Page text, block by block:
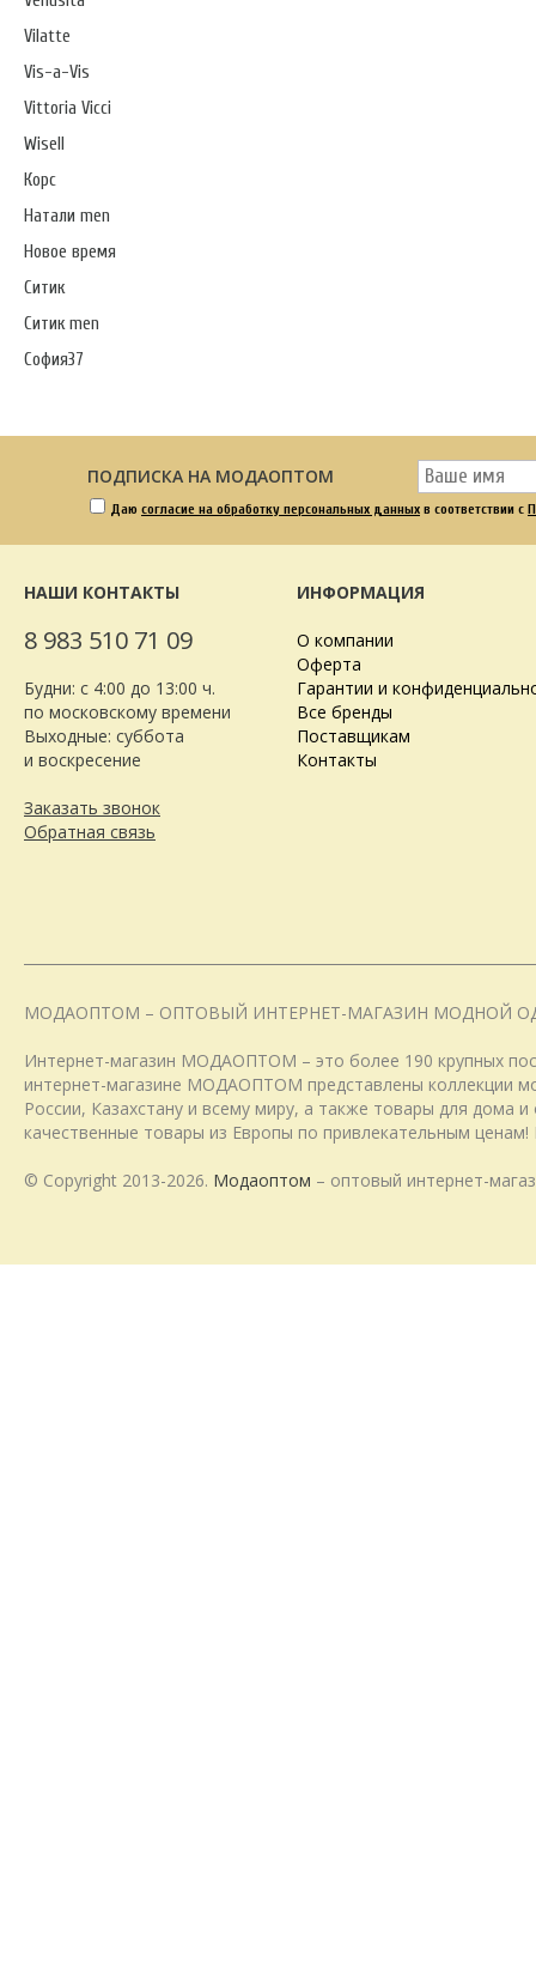
Vilatte
Vis-a-Vis
Vittoria Vicci
Wisell
Корс
Натали men
Новое время
Ситик
Ситик men
София37
ПОДПИСКА НА МОДАОПТОМ
Даю согласие на обработку персональных данных в соответствии с
НАШИ КОНТАКТЫ
8 983 510 71 09
Будни: с 4:00 до 13:00 ч.
по московскому времени
Выходные: суббота
и воскресение
Заказать звонок
Обратная связь
ИНФОРМАЦИЯ
О компании
Оферта
Гарантии и
Все бренды
Поставщикам
Контакты
МОДАОПТОМ – ОПТОВЫЙ ИНТЕРНЕТ-МАГАЗИН МОДНОЙ
Интернет-магазин МОДАОПТОМ – это более 190 крупных
интернет-магазине МОДАОПТОМ представлены коллекции
России, Казахстану и всему миру, а также товары для дома
качественные товары из Европы по привлекательным
© Copyright 2013-2026. Модаоптом – оптовый интернет-